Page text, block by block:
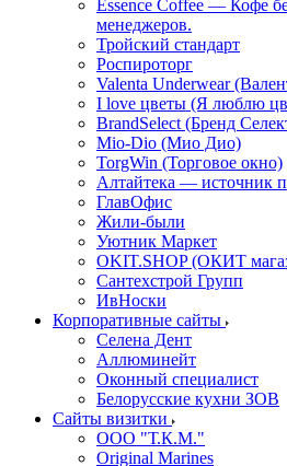
Essence Coffee — Кофе
менеджеров.
Тройский стандарт
Роспироторг
Valenta Underwear
I love цветы (Я люблю
BrandSelect (Бренд
Mio-Dio (Мио Дио)
TorgWin (Торговое окно)
Алтайтека — источник
ГлавОфис
Жили-были
Уютник Маркет
OKIT.SHOP (ОКИТ
Сантехстрой Групп
ИвНоски
Корпоративные сайты
Селена Дент
Аллюминейт
Оконный специалист
Белорусские кухни ЗОВ
Сайты визитки
ООО "Т.К.М."
Original Marines